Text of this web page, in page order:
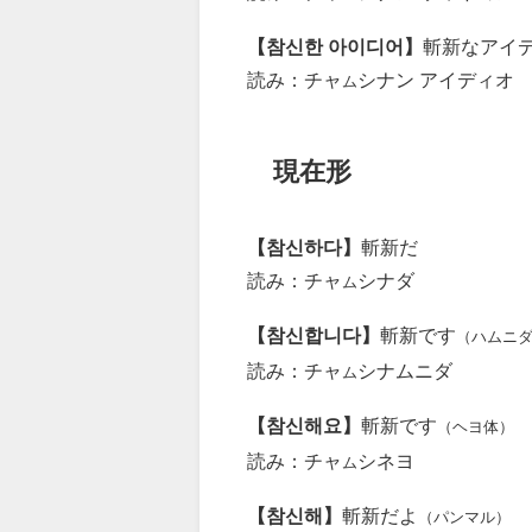
【참신한 아이디어】 斬新なアイ
読み：チャ ム シナン アイディオ
現在形
【참신하다】 斬新だ
読み：チャ ム シナダ
【참신합니다】 斬新です （ハムニ
読み：チャ ム シナムニダ
【참신해요】 斬新です （ヘヨ体）
読み：チャ ム シネヨ
【참신해】 斬新だよ （パンマル）